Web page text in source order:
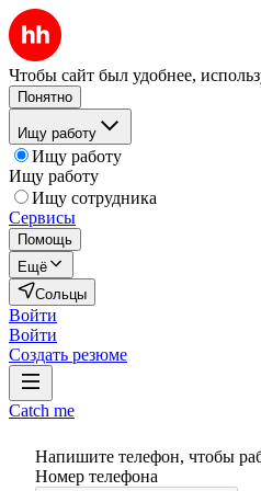
Чтобы сайт был удобнее,
Понятно
Ищу работу
Ищу работу
Ищу работу
Ищу сотрудника
Сервисы
Помощь
Ещё
Сольцы
Войти
Войти
Создать резюме
Catch me
Напишите телефон, чтобы
Номер телефона